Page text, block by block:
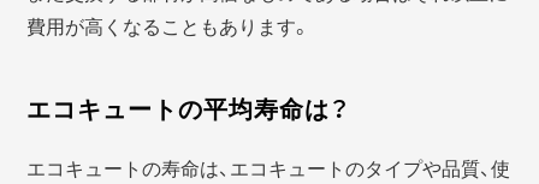
費用が高くなることもあります。
エコキュートの平均寿命は？
エコキュートの寿命は、エコキュートのタイプや品質、使